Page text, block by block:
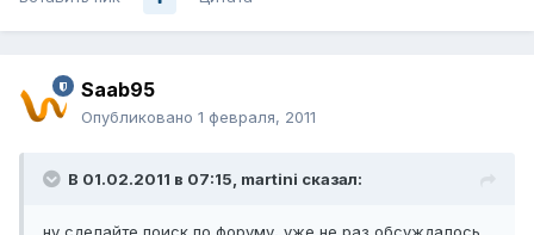
Saab95
Опубликовано 1 февраля, 2011
В 01.02.2011 в 07:15, martini сказал: